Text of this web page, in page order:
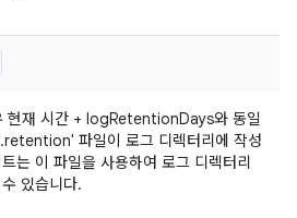
현재 시간 + logRetentionDays와 동일
파일이 로그 디렉터리에 작성
는 이 파일을 사용하여 로그 디렉터리
있습니다.